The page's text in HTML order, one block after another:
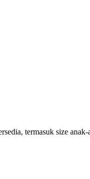
termasuk size anak-